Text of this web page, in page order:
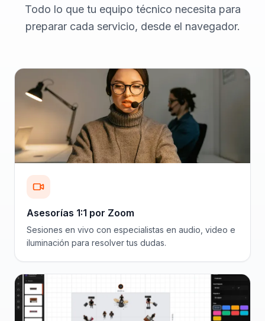
Todo lo que tu equipo técnico necesita para
preparar cada servicio, desde el navegador.
Asesorías 1:1 por Zoom
Sesiones en vivo con especialistas en audio, video e
iluminación para resolver tus dudas.